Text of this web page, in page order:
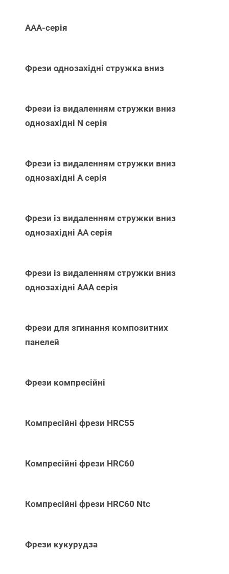
ААА-серія
Фрези однозахідні стружка вниз
Фрези із видаленням стружки вниз
однозахідні N серія
Фрези із видаленням стружки вниз
однозахідні А серія
Фрези із видаленням стружки вниз
однозахідні АА серія
Фрези із видаленням стружки вниз
однозахідні ААА серія
Фрези для згинання композитних
панелей
Фрези компресійні
Компресійні фрези HRC55
Компресійні фрези HRC60
Компресійні фрези HRC60 Ntc
Фрези кукурудза